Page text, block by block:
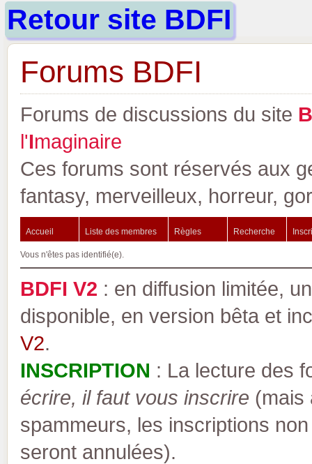
Retour site BDFI
Forums BDFI
Forums de discussions du site B
l'Imaginaire
Ces forums sont réservés aux
fantasy, merveilleux, horreur,
Accueil Liste des membres Règles Recherche
Vous n'êtes pas identifié(e).
BDFI V2 : en diffusion limitée,
disponible, en version bêta et
V2.
INSCRIPTION : La lecture des
écrire, il faut vous inscrire (mais
spammeurs, les inscriptions
seront annulées).